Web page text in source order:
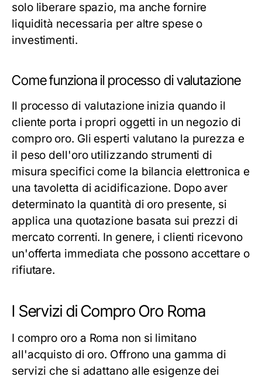
solo liberare spazio, ma anche fornire
liquidità necessaria per altre spese o
investimenti.
Come funziona il processo di valutazione
Il processo di valutazione inizia quando il
cliente porta i propri oggetti in un negozio di
compro oro. Gli esperti valutano la purezza e
il peso dell'oro utilizzando strumenti di
misura specifici come la bilancia elettronica e
una tavoletta di acidificazione. Dopo aver
determinato la quantità di oro presente, si
applica una quotazione basata sui prezzi di
mercato correnti. In genere, i clienti ricevono
un'offerta immediata che possono accettare o
rifiutare.
I Servizi di Compro Oro Roma
I compro oro a Roma non si limitano
all'acquisto di oro. Offrono una gamma di
servizi che si adattano alle esigenze dei